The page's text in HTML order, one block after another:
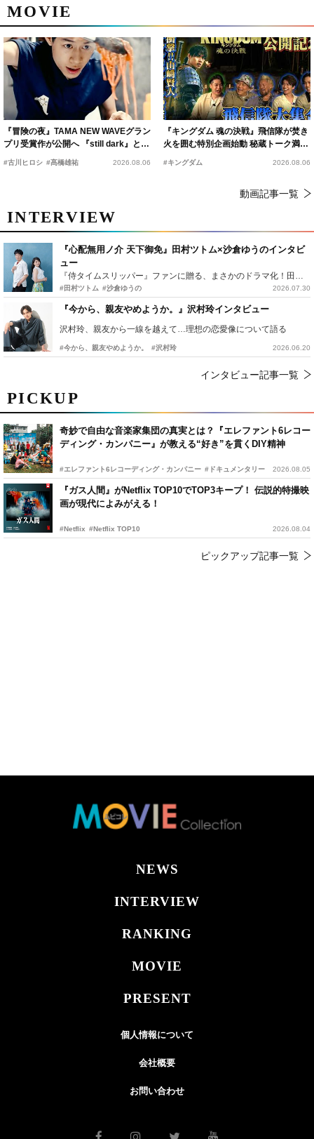
PICKUP
奇妙で自由な音楽家集団の真実とは？『エレファント6レコー
ディング・カンパニー』が教える“好き”を貫くDIY精神
#エレファント6レコーディング・カンパニー #ドキュメンタリー 2026.08.05
『ガス人間』がNetflix TOP10でTOP3キープ！ 伝説的特撮映
画が現代によみがえる！
#Netflix #Netflix TOP10 2026.08.04
ピックアップ記事一覧
MOVIE
『冒険の夜』TAMA NEW WAVEグラン
プリ受賞作が公開へ 『still dark』と同
時上映決定
#古川ヒロシ #髙橋雄祐 2026.08.06
『キングダム 魂の決戦』飛信隊が焚き
火を囲む特別企画始動 秘蔵トーク満載
の“キングダムキャンプ”開催
#キングダム 2026.08.06
動画記事一覧
INTERVIEW
『心配無用ノ介 天下御免』田村ツトム×沙倉ゆうのインタビ
ュー
『侍タイムスリッパー』ファンに贈る、まさかのドラマ化！田村ツトム×沙倉ゆうのが語る『心配無用ノ介』撮影秘話
#田村ツトム #沙倉ゆうの 2026.07.30
『今から、親友やめようか。』沢村玲インタビュー
沢村玲、親友から一線を越えて…理想の恋愛像について語る
#今から、親友やめようか。 #沢村玲 2026.06.20
インタビュー記事一覧
NEWS
INTERVIEW
RANKING
MOVIE
PRESENT
個人情報について
会社概要
お問い合わせ